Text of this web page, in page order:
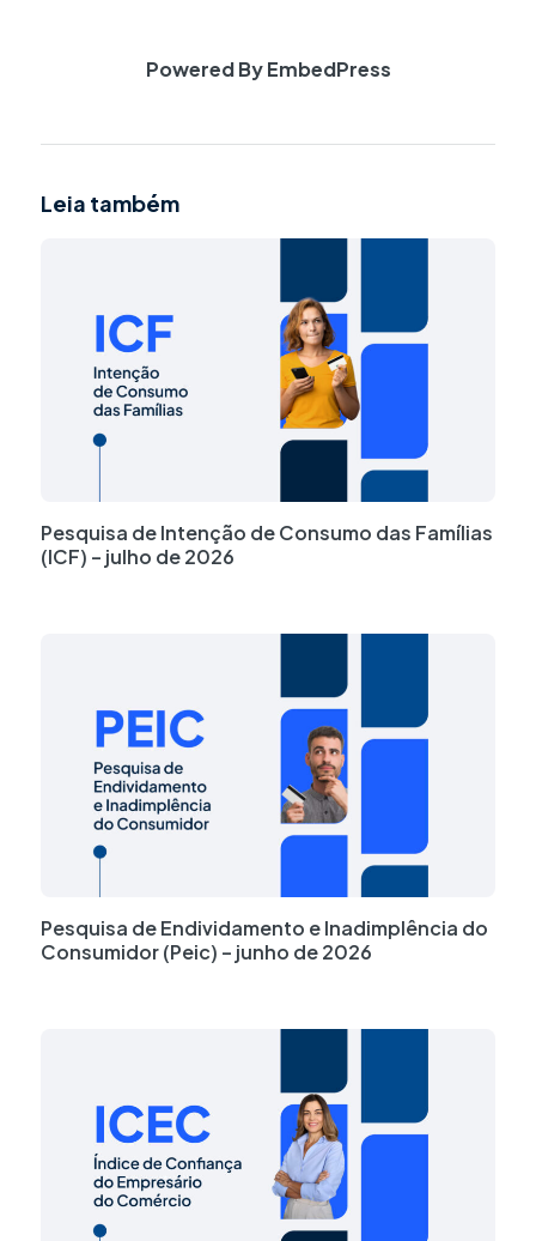
Powered By EmbedPress
Leia também
Pesquisa de Intenção de Consumo das Famílias
(ICF) – julho de 2026
Pesquisa de Endividamento e Inadimplência do
Consumidor (Peic) – junho de 2026